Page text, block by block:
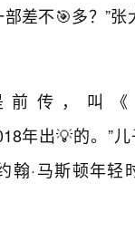
差不🎯多？”
传，叫
年出💡的。”
·马斯顿年轻